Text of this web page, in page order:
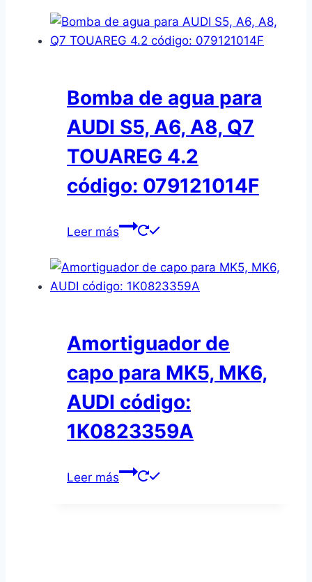
Bomba de agua para
AUDI S5, A6, A8, Q7
TOUAREG 4.2
código: 079121014F
Leer más
Amortiguador de
capo para MK5, MK6,
AUDI código:
1K0823359A
Leer más